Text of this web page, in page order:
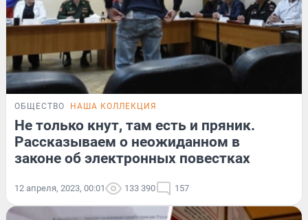
ОБЩЕСТВО НАША КОЛЛЕКЦИЯ
Не только кнут, там есть и пряник.
Рассказываем о неожиданном в
законе об электронных повестках
12 апреля, 2023, 00:01 133 390 157